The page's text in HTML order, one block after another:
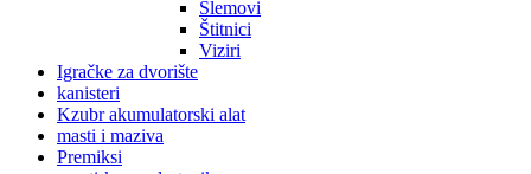
Šlemovi
Štitnici
Viziri
Igračke za dvorište
kanisteri
Kzubr akumulatorski alat
masti i maziva
Premiksi